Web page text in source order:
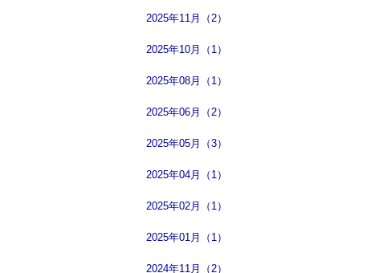
2025年11月（2）
2025年10月（1）
2025年08月（1）
2025年06月（2）
2025年05月（3）
2025年04月（1）
2025年02月（1）
2025年01月（1）
2024年11月（2）